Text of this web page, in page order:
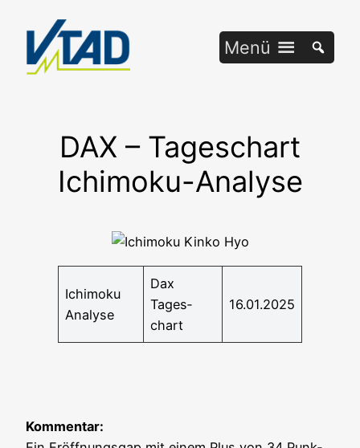
springen
Menü
DAX – Tageschart
Ichimoku-Analyse
Ichi­mo­ku
Analyse
Dax
Tages­
chart
16.01.2025
Kom­men­tar: